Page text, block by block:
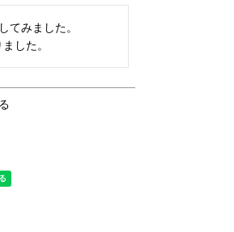
てみました。
した。